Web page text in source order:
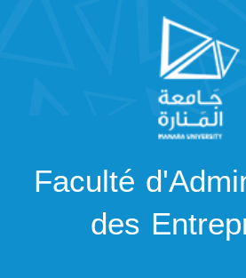
Faculté
des